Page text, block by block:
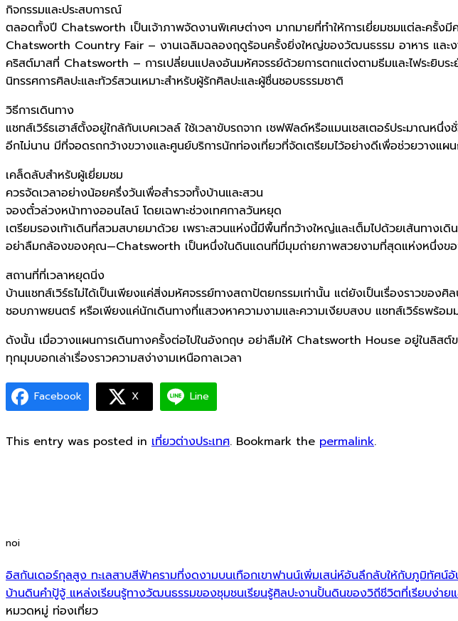
กิจกรรมและประสบการณ์
ตลอดทั้งปี Chatsworth เป็นเจ้าภาพจัดงานพิเศษต่างๆ มากมายที่ทำให้การเยี่ยมชมแต่ละครั้งมี
Chatsworth Country Fair – งานเฉลิมฉลองฤดูร้อนครั้งยิ่งใหญ่ของวัฒนธรรม อาหาร และ
คริสต์มาสที่ Chatsworth – การเปลี่ยนแปลงอันมหัศจรรย์ด้วยการตกแต่งตามธีมและไฟระยิบระ
นิทรรศการศิลปะและทัวร์สวนเหมาะสำหรับผู้รักศิลปะและผู้ชื่นชอบธรรมชาติ
วิธีการเดินทาง
แชทส์เวิร์ธเฮาส์ตั้งอยู่ใกล้กับเบคเวลล์ ใช้เวลาขับรถจาก เชฟฟิลด์หรือแมนเชสเตอร์ประมาณห
อีกไม่นาน มีที่จอดรถกว้างขวางและศูนย์บริการนักท่องเที่ยวที่จัดเตรียมไว้อย่างดีเพื่อช่วยวางแ
เคล็ดลับสำหรับผู้เยี่ยมชม
ควรจัดเวลาอย่างน้อยครึ่งวันเพื่อสำรวจทั้งบ้านและสวน
จองตั๋วล่วงหน้าทางออนไลน์ โดยเฉพาะช่วงเทศกาลวันหยุด
เตรียมรองเท้าเดินที่สวมสบายมาด้วย เพราะสวนแห่งนี้มีพื้นที่กว้างใหญ่และเต็มไปด้วยเส้นทางเ
อย่าลืมกล้องของคุณ—Chatsworth เป็นหนึ่งในดินแดนที่มีมุมถ่ายภาพสวยงามที่สุดแห่งหนึ่งข
สถานที่ที่เวลาหยุดนิ่ง
บ้านแชทส์เวิร์ธไม่ได้เป็นเพียงแค่สิ่งมหัศจรรย์ทางสถาปัตยกรรมเท่านั้น แต่ยังเป็นเรื่องราวข
ชอบภาพยนตร์ หรือเพียงแค่นักเดินทางที่แสวงหาความงามและความเงียบสงบ แชทส์เวิร์ธพ
ดังนั้น เมื่อวางแผนการเดินทางครั้งต่อไปในอังกฤษ อย่าลืมให้ Chatsworth House อยู่ในลิส
ทุกมุมบอกเล่าเรื่องราวความสง่างามเหนือกาลเวลา
Facebook X Line
This entry was posted in เที่ยวต่างประเทศ. Bookmark the permalink.
noi
อิสกันเดอร์กุลสูง ทะเลสาบสีฟ้าครามที่งดงามบนเทือกเขาฟานน์เพิ่มเสน่ห์อันลึกลับให้กับภูมิทัศน์
บ้านดินคำปู้จู้ แหล่งเรียนรู้ทางวัฒนธรรมของชุมชนเรียนรู้ศิลปะงานปั้นดินของวิถีชีวิตที่เรียบง่าย
หมวดหมู่ ท่องเที่ยว